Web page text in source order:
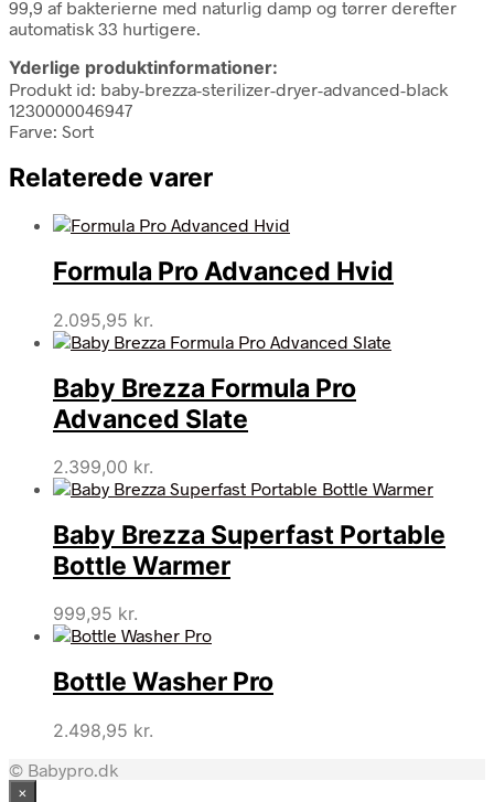
99,9 af bakterierne med naturlig damp og tørrer derefter
automatisk 33 hurtigere.
Yderlige produktinformationer:
Produkt id: baby-brezza-sterilizer-dryer-advanced-black
1230000046947
Farve: Sort
Relaterede varer
Formula Pro Advanced Hvid
2.095,95 kr.
Baby Brezza Formula Pro
Advanced Slate
2.399,00 kr.
Baby Brezza Superfast Portable
Bottle Warmer
999,95 kr.
Bottle Washer Pro
2.498,95 kr.
© Babypro.dk
×